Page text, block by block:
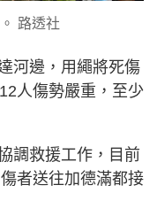
路透社
河邊，用繩將死傷
人傷勢嚴重，至少
調救援工作，目前
者送往加德滿都接